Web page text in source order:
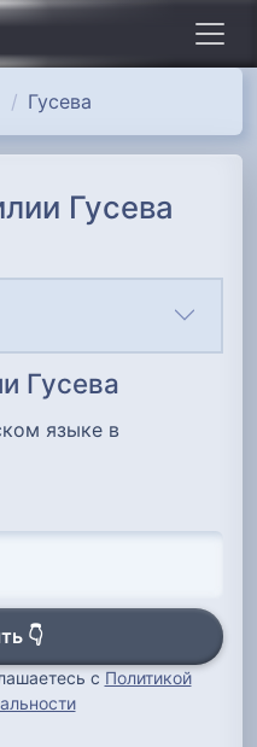
Гусева
Гусева
Гусева
языке в
👇
с Политикой